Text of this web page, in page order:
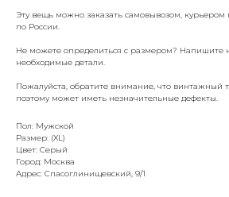
Эту вещь можно заказать самовывозом, курьером
по России.
Не можете определиться с размером? Напишите
необходимые детали.
Пожалуйста, обратите внимание, что винтажный
поэтому может иметь незначительные дефекты.
Пол: Мужской
Размер: (XL)
Цвет: Серый
Город: Москва
Адрес: Спасоглинищевский, 9/1